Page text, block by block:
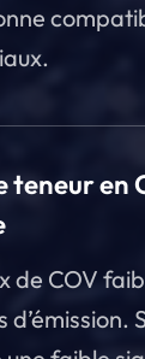
teneur en
de COV
d’émission.